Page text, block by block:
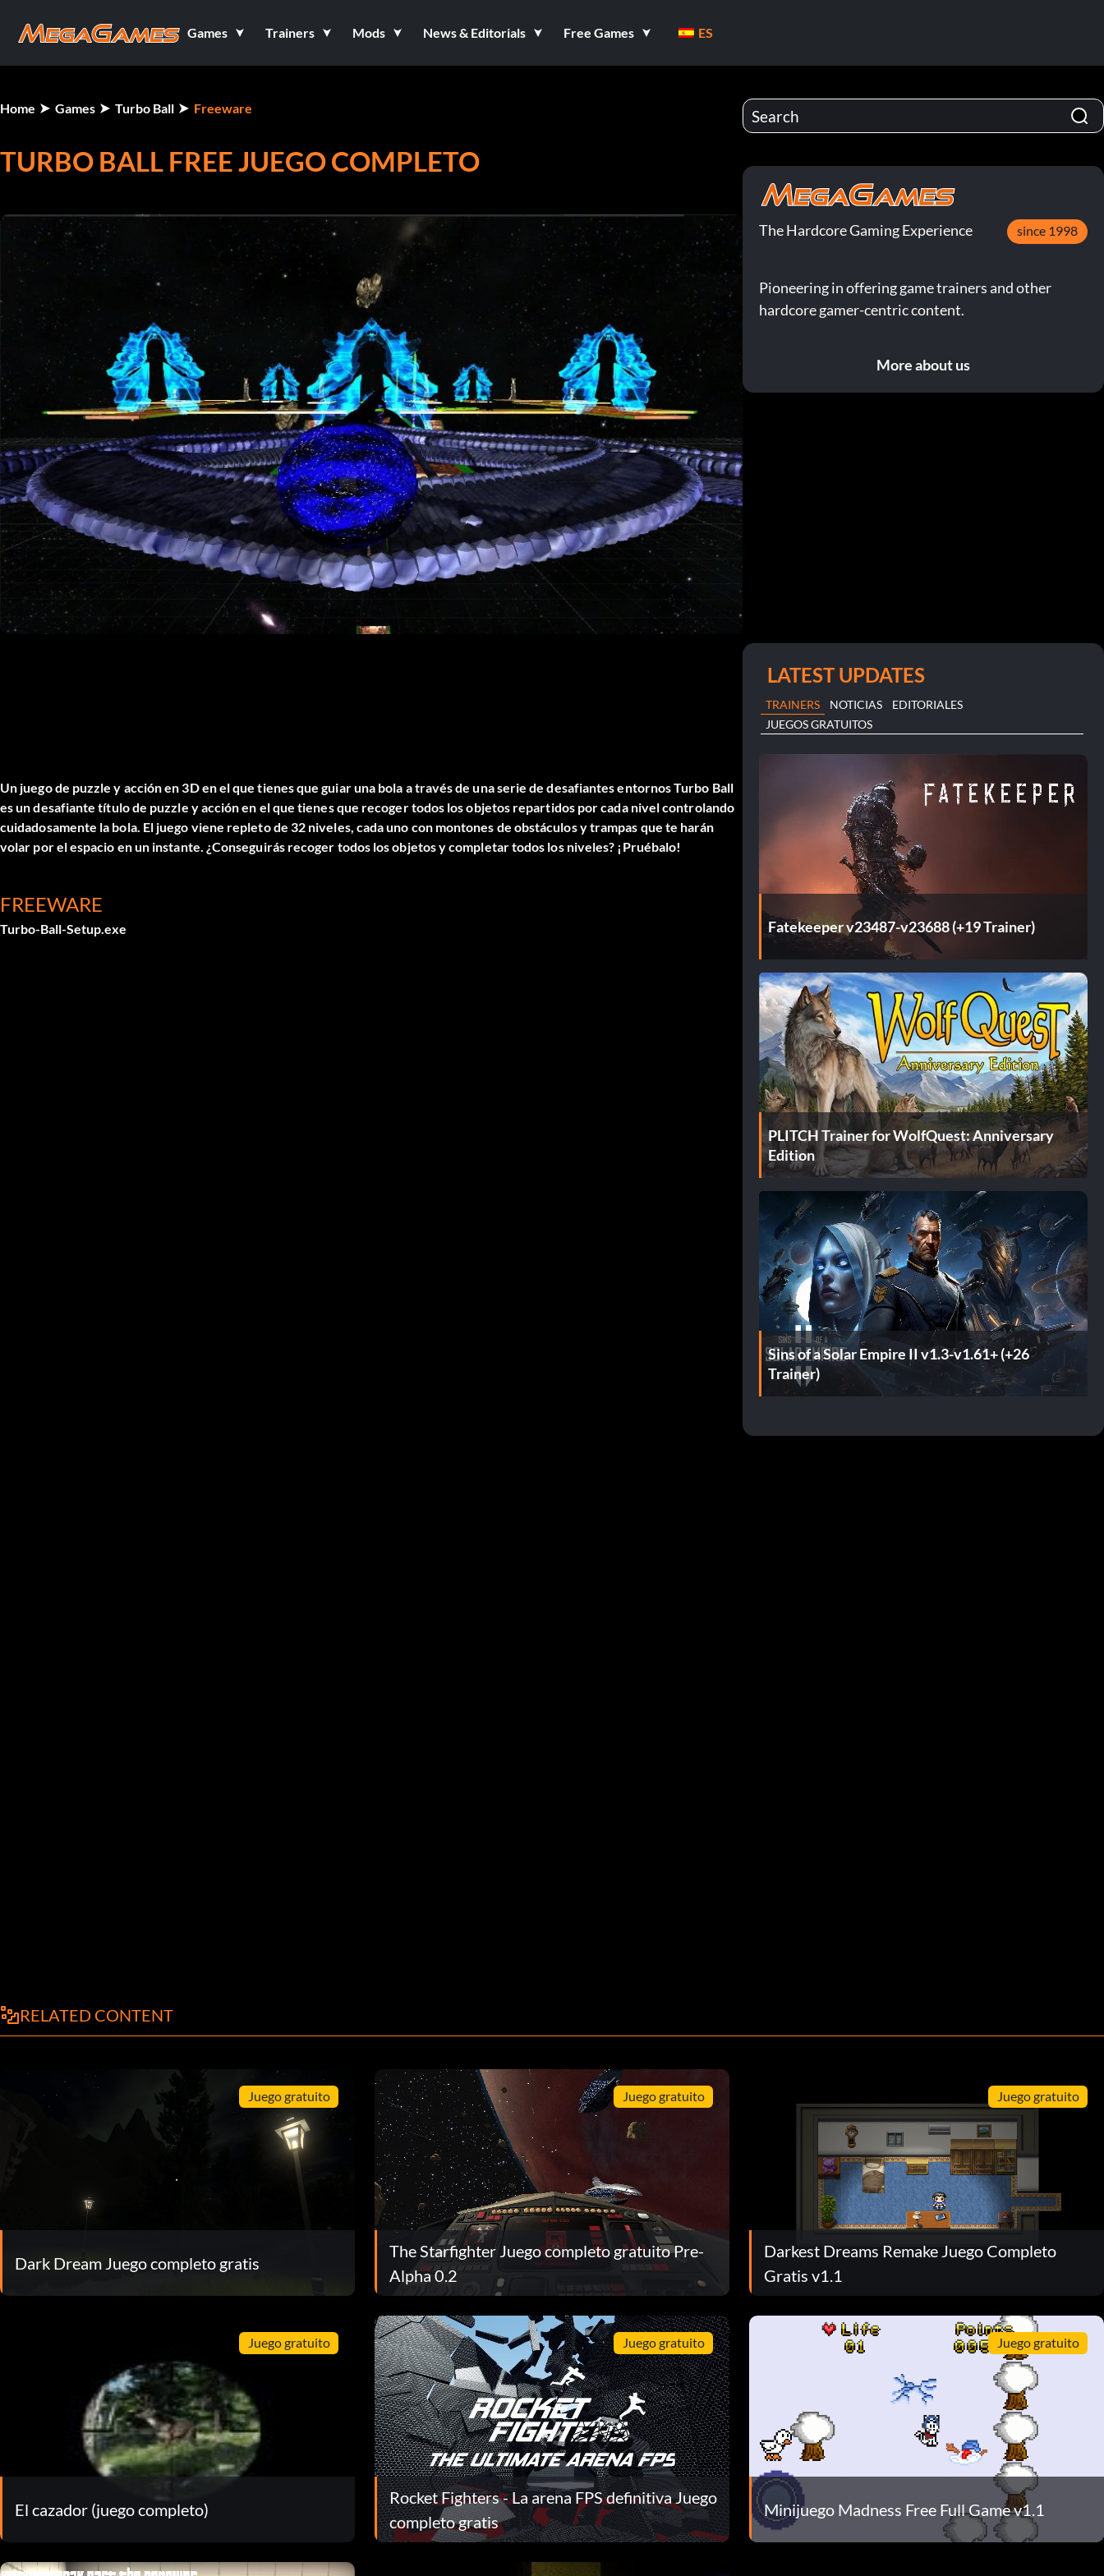
Games Trainers Mods News & Editorials Free Games ES
Home Games Turbo Ball Freeware
TURBO BALL FREE JUEGO COMPLETO
Un juego de puzzle y acción en 3D en el que tienes que guiar una bola a través de una serie de desafiantes entornos Turbo Ball
es un desafiante título de puzzle y acción en el que tienes que recoger todos los objetos repartidos por cada nivel controlando
cuidadosamente la bola. El juego viene repleto de 32 niveles, cada uno con montones de obstáculos y trampas que te harán
volar por el espacio en un instante. ¿Conseguirás recoger todos los objetos y completar todos los niveles? ¡Pruébalo!
FREEWARE
Turbo-Ball-Setup.exe
The Hardcore Gaming Experience since 1998
Pioneering in offering game trainers and other
hardcore gamer-centric content.
More about us
LATEST UPDATES
TRAINERS NOTICIAS
EDITORIALES
JUEGOS GRATUITOS
Fatekeeper v23487-v23688 (+19 Trainer)
PLITCH Trainer for WolfQuest: Anniversary
Edition
Sins of a Solar Empire II v1.3-v1.61+ (+26
Trainer)
RELATED CONTENT
Juego gratuito
Dark Dream Juego completo gratis
Juego gratuito
The Starfighter Juego completo gratuito Pre-
Alpha 0.2
Juego gratuito
Darkest Dreams Remake Juego Completo
Gratis v1.1
Juego gratuito
El cazador (juego completo)
Juego gratuito
Rocket Fighters - La arena FPS definitiva Juego
completo gratis
Juego gratuito
Minijuego Madness Free Full Game v1.1